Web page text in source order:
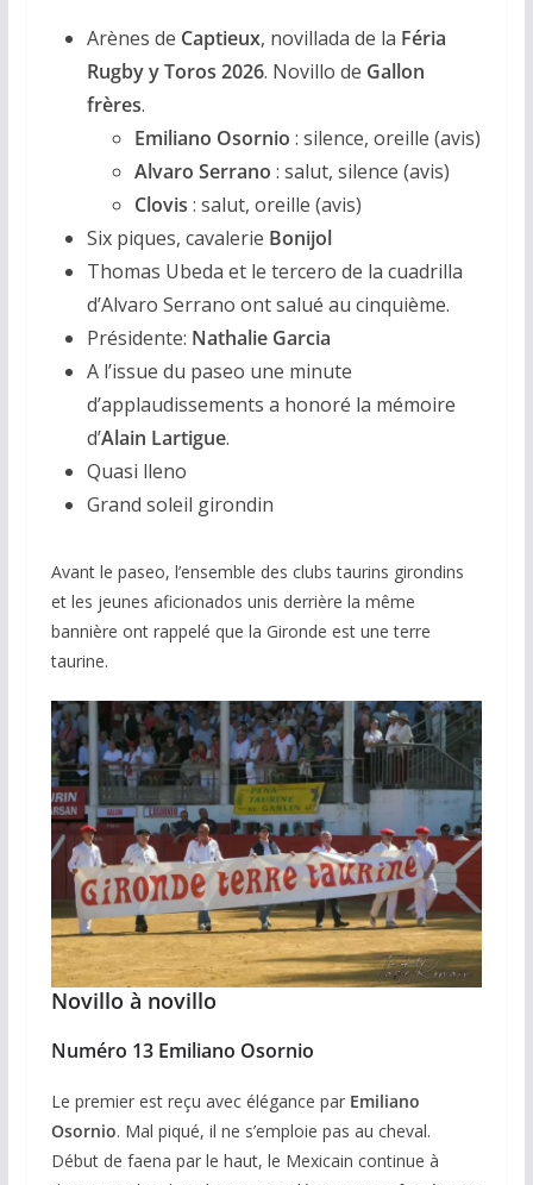
Arènes de Captieux, novillada de la Féria
Rugby y Toros 2026. Novillo de Gallon
frères.
Emiliano Osornio : silence, oreille (avis)
Alvaro Serrano : salut, silence (avis)
Clovis : salut, oreille (avis)
Six piques, cavalerie Bonijol
Thomas Ubeda et le tercero de la cuadrilla
d’Alvaro Serrano ont salué au cinquième.
Présidente: Nathalie Garcia
A l’issue du paseo une minute
d’applaudissements a honoré la mémoire
d’Alain Lartigue.
Quasi lleno
Grand soleil girondin
Avant le paseo, l’ensemble des clubs taurins girondins
et les jeunes aficionados unis derrière la même
bannière ont rappelé que la Gironde est une terre
taurine.
Novillo à novillo
Numéro 13 Emiliano Osornio
Le premier est reçu avec élégance par Emiliano
Osornio. Mal piqué, il ne s’emploie pas au cheval.
Début de faena par le haut, le Mexicain continue à